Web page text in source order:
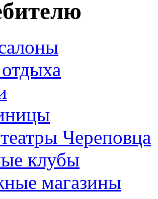
Череповца
клубы
магазины